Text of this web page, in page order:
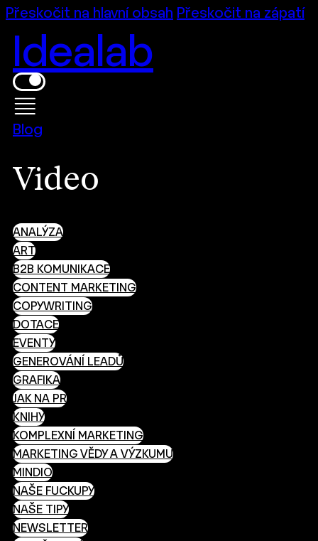
Přeskočit na hlavní obsah Přeskočit na zápatí
Idealab
Blog
Video
ANALÝZA
ART
B2B KOMUNIKACE
CONTENT MARKETING
COPYWRITING
DOTACE
EVENTY
GENEROVÁNÍ LEADŮ
GRAFIKA
JAK NA PR
KNIHY
KOMPLEXNÍ MARKETING
MARKETING VĚDY A VÝZKUMU
MINDIO
NAŠE FUCKUPY
NAŠE TIPY
NEWSLETTER